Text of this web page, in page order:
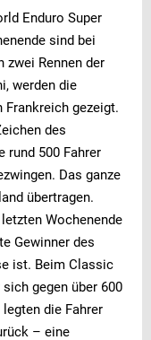
Enduro Super
sind bei
zwei Rennen der
werden die
Frankreich gezeigt.
des
rund 500 Fahrer
Das ganze
übertragen.
Wochenende
Gewinner des
ist. Beim Classic
gegen über 600
die Fahrer
– eine